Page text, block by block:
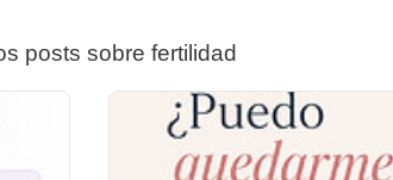
posts sobre fertilidad